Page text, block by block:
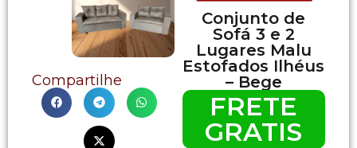
Compartilhe
Conjunto de
Sofá 3 e 2
Lugares Malu
Estofados Ilhéus
– Bege
FRETE
GRATIS